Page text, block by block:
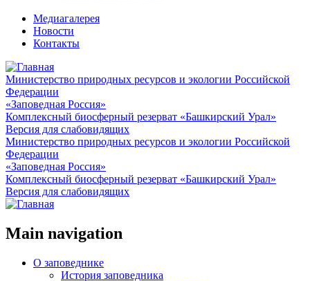
Медиагалерея
Новости
Контакты
Министерство природных ресурсов и экологии Российской
Федерации
«Заповедная Россия»
Комплексный биосферный резерват «Башкирский Урал»
Версия для слабовидящих
Министерство природных ресурсов и экологии Российской
Федерации
«Заповедная Россия»
Комплексный биосферный резерват «Башкирский Урал»
Версия для слабовидящих
Main navigation
О заповеднике
История заповедника